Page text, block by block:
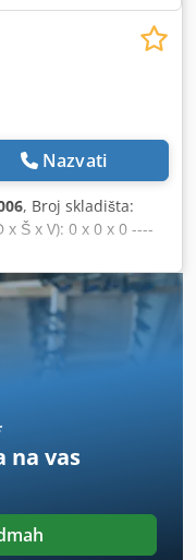
Nazvati
, Broj skladišta:
Š x V): 0 x 0 x 0 ----
s duljinom tračnica
Elementi
Chedpfx Akszr
Boja: žuta
Regensburg
na vas